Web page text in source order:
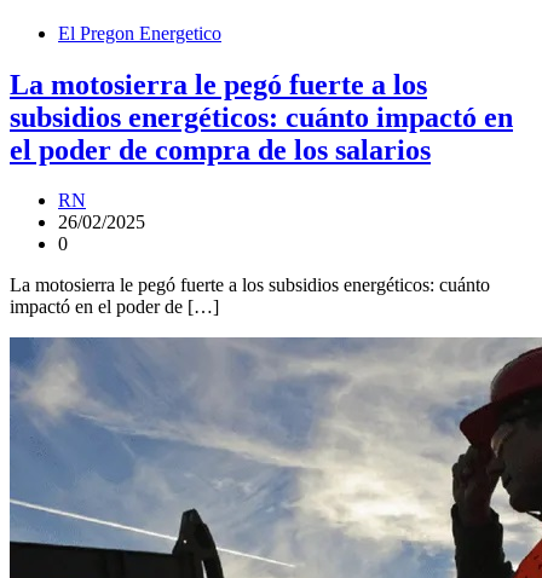
El Pregon Energetico
La motosierra le pegó fuerte a los
subsidios energéticos: cuánto impactó en
el poder de compra de los salarios
RN
26/02/2025
0
La motosierra le pegó fuerte a los subsidios energéticos: cuánto
impactó en el poder de […]